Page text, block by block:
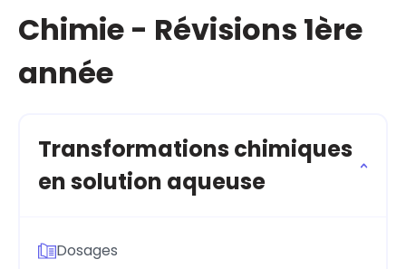
Chimie - Révisions 1ère
année
Transformations chimiques
en solution aqueuse
Dosages